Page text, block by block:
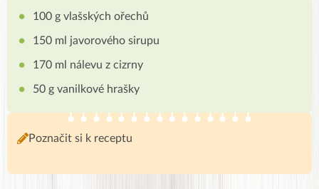
100 g vlašských ořechů
150 ml javorového sirupu
170 ml nálevu z cizrny
50 g vanilkové hrašky
Poznačit si k receptu